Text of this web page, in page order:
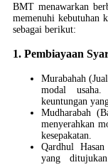
BMT menawarkan
memenuhi kebutuhan
sebagai berikut:
1. Pembiayaan
Murabahah
modal
keuntungan
Mudharabah
menyerahkan
kesepakatan.
Qardhul
yang